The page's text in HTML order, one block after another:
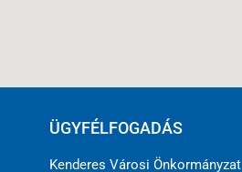
ÜGYFÉLFOGADÁS
Kenderes Városi Önkormányzat